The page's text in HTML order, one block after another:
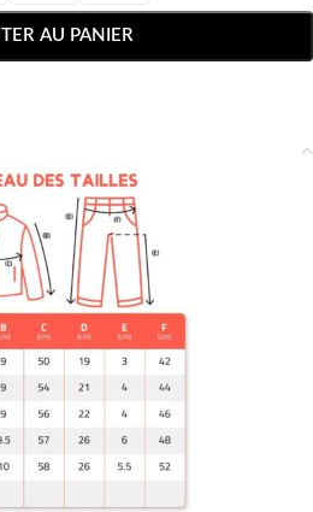
AU PANIER